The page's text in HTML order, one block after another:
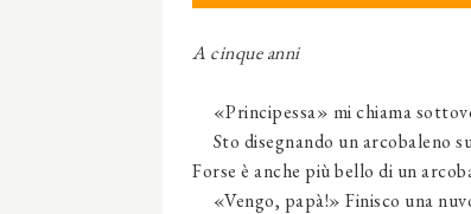
A cinque anni
«Principessa» mi chiama
Sto disegnando un arcobaleno
Forse è anche più bello di un
«Vengo, papà!» Finisco una